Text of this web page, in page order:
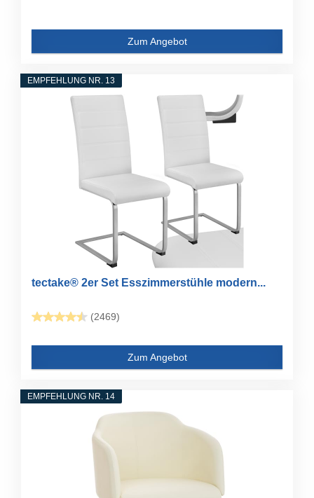
Zum Angebot
EMPFEHLUNG NR. 13
tectake® 2er Set Esszimmerstühle modern...
(2469)
Zum Angebot
EMPFEHLUNG NR. 14